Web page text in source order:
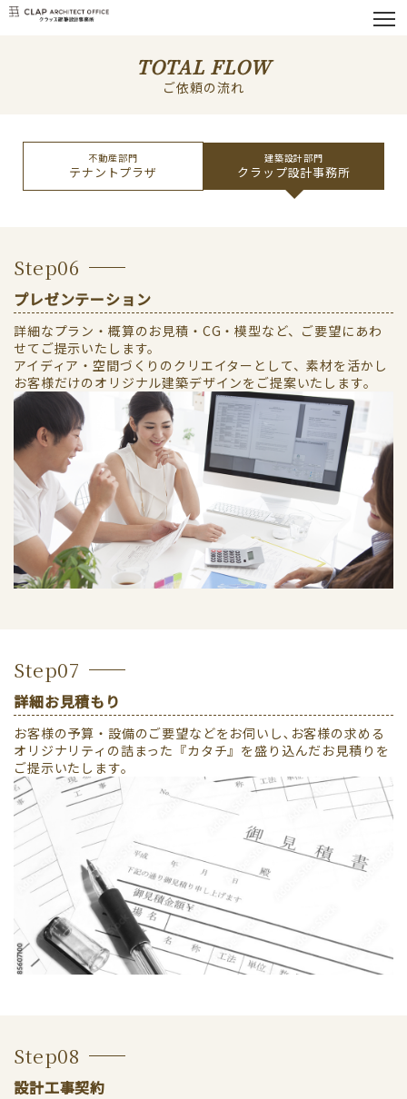
TOTAL FLOW
ご依頼の流れ
不動産部門
テナントプラザ
建築設計部門
クラップ設計事務所
Step06
プレゼンテーション
詳細なプラン・概算のお見積・CG・模型など、ご要望にあわ
せてご提示いたします。
アイディア・空間づくりのクリエイターとして、素材を活かし
お客様だけのオリジナル建築デザインをご提案いたします。
Step07
詳細お見積もり
お客様の予算・設備のご要望などをお伺いし､お客様の求める
オリジナリティの詰まった『カタチ』を盛り込んだお見積りを
ご提示いたします。
Step08
設計工事契約